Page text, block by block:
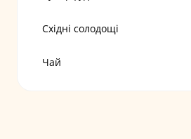
Східні солодощі
Чай